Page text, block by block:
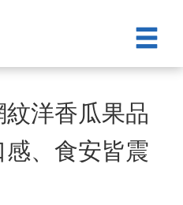
洋香瓜果品
、食安皆震